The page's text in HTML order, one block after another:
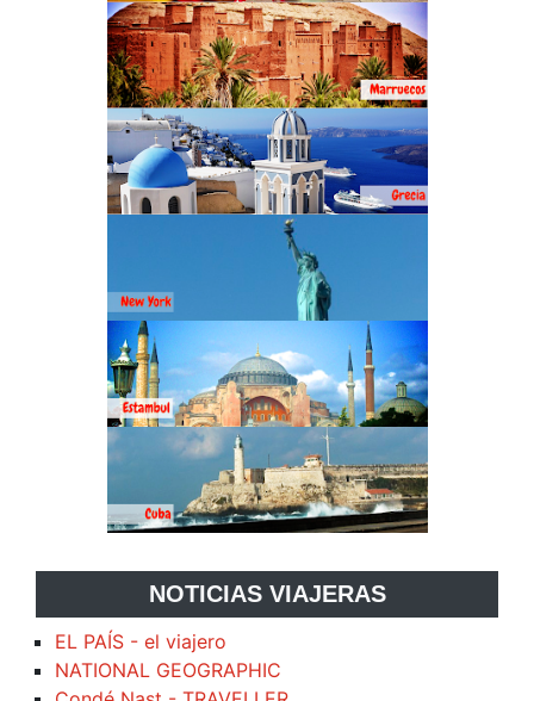
NOTICIAS VIAJERAS
EL PAÍS - el viajero
NATIONAL GEOGRAPHIC